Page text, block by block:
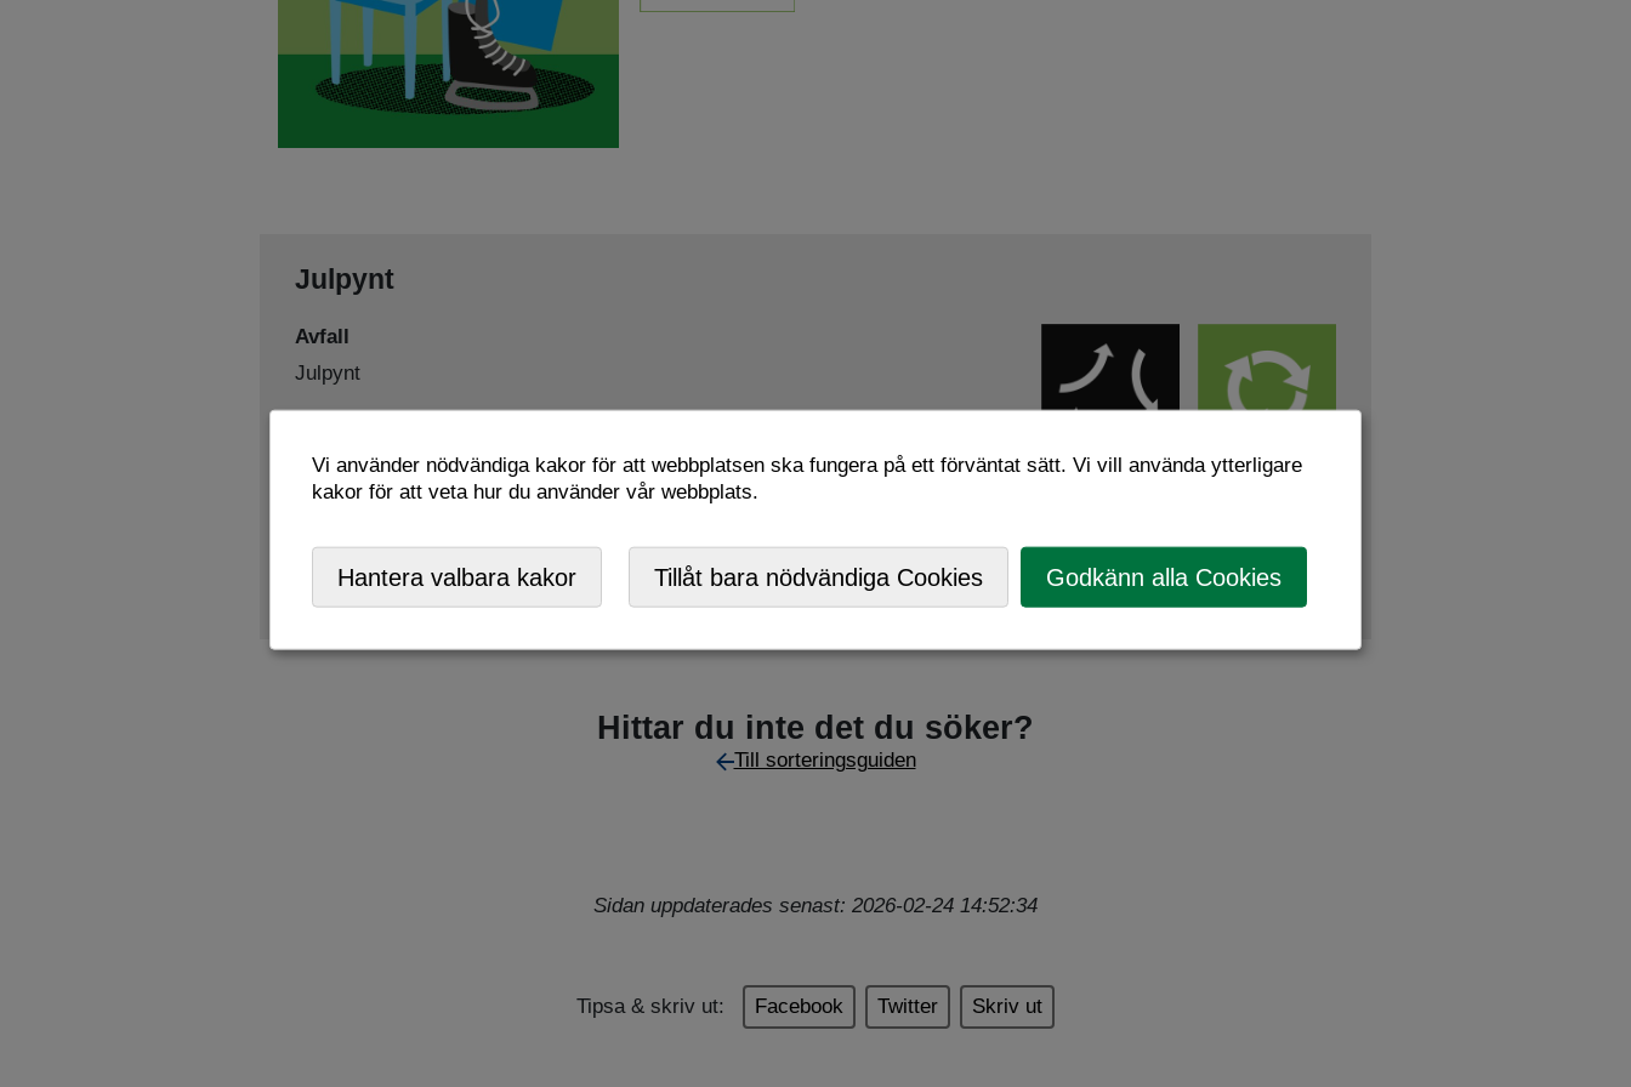
Julpynt
Avfall
Julpynt
Brännbart/Energiåtervinning,Återbruk
Hittar du inte det du söker?
Till sorteringsguiden
Sidan uppdaterades senast: 2026-02-24 14:52:34
Tipsa & skriv ut: Facebook Twitter Skriv ut
Vi använder nödvändiga kakor för att webbplatsen ska fungera på ett förväntat sätt. Vi vill använda ytterligare
kakor för att veta hur du använder vår webbplats.
Hantera valbara kakor Tillåt bara nödvändiga Cookies Godkänn alla Cookies